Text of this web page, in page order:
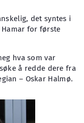
det syntes i
for første
hva som var
å redde dere fra
– Oskar Halmø.